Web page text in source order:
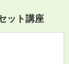
ット講座